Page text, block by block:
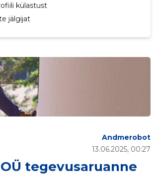
VAATA ROHKEM
külastust
jälgijat
OÜ tegevusaruanne
13.06.2025, 00:27
Andmerobot